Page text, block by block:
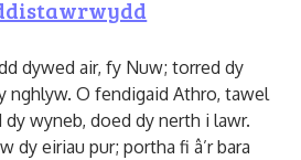
dywed air, fy Nuw; torred dy
nghlyw. O fendigaid Athro, tawel
wyneb, doed dy nerth i lawr.
dy eiriau pur; portha fi â’r bara